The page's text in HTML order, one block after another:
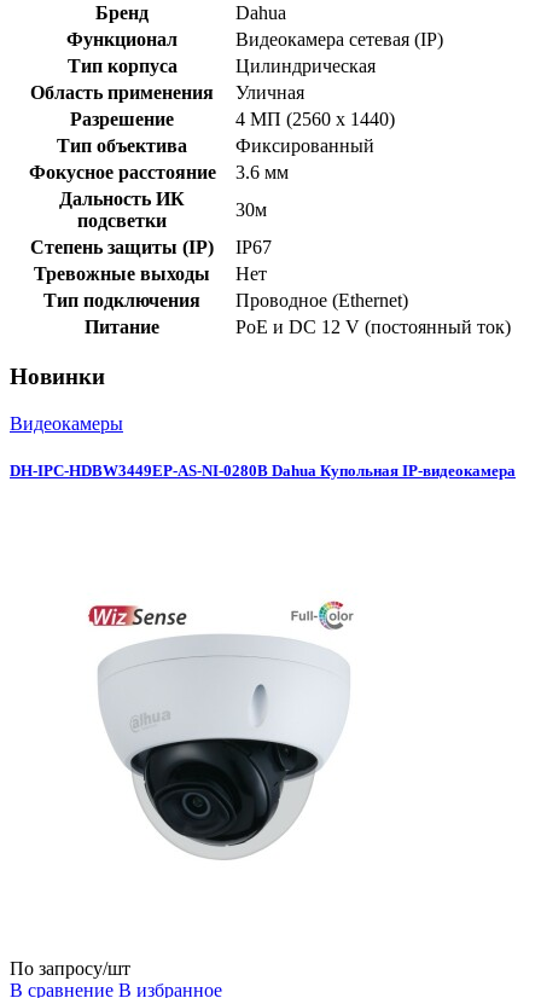
Бренд
Dahua
Функционал
Видеокамера сетевая (IP)
Тип корпуса
Цилиндрическая
Область применения
Уличная
Разрешение
4 МП (2560 x 1440)
Тип объектива
Фиксированный
Фокусное расстояние
3.6 мм
Дальность ИК
подсветки
30м
Степень защиты (IP)
IP67
Тревожные выходы
Нет
Тип подключения
Проводное (Ethernet)
Питание
PoE и DC 12 V (постоянный ток)
Новинки
Видеокамеры
DH-IPC-HDBW3449EP-AS-NI-0280B Dahua Купольная IP-видеокамера
По запросу/шт
В сравнение В избранное